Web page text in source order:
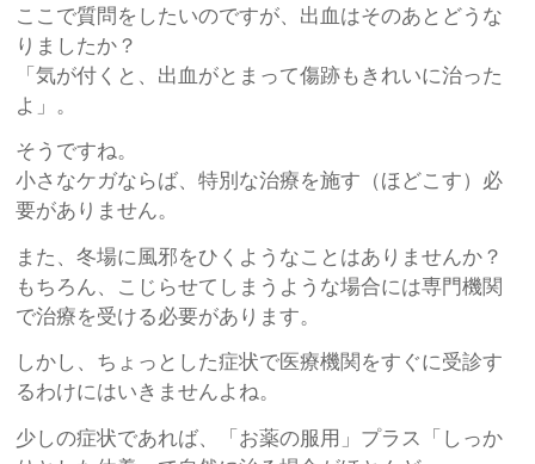
ここで質問をしたいのですが、出血はそのあとどうな
りましたか？
「気が付くと、出血がとまって傷跡もきれいに治った
よ」。
そうですね。
小さなケガならば、特別な治療を施す（ほどこす）必
要がありません。
また、冬場に風邪をひくようなことはありませんか？
もちろん、こじらせてしまうような場合には専門機関
で治療を受ける必要があります。
しかし、ちょっとした症状で医療機関をすぐに受診す
るわけにはいきませんよね。
少しの症状であれば、「お薬の服用」プラス「しっか